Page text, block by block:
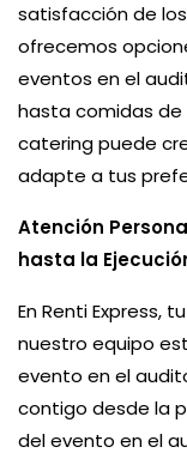
satisfacción de
ofrecemos
eventos en el
hasta comidas
catering puede
adapte a tus
Atención
hasta la
En Renti Express,
nuestro equipo
evento en el
contigo desde la
del evento en el